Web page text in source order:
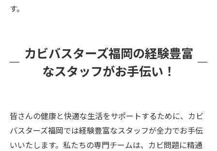
す。
カビバスターズ福岡の経験豊富
なスタッフがお手伝い！
皆さんの健康と快適な生活をサポートするために、カビ
バスターズ福岡では経験豊富なスタッフが全力でお手伝
いいたします。私たちの専門チームは、カビ問題に精通